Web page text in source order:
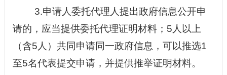
3.申请人委托代理人提出政府信息公开申
请的，应当提供委托代理证明材料；5人以上
（含5人）共同申请同一政府信息，可以推选1
至5名代表提交申请，并提供推举证明材料。